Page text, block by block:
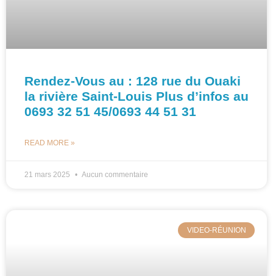
Rendez-Vous au : 128 rue du Ouaki
la rivière Saint-Louis Plus d’infos au
0693 32 51 45/0693 44 51 31
READ MORE »
21 mars 2025 Aucun commentaire
VIDEO-RÉUNION